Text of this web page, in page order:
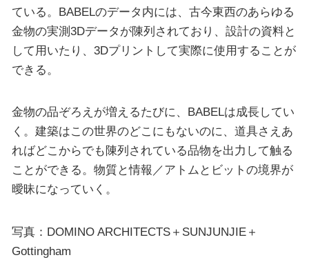
ている。BABELのデータ内には、古今東西のあらゆる
金物の実測3Dデータが陳列されており、設計の資料と
して用いたり、3Dプリントして実際に使用することが
できる。
金物の品ぞろえが増えるたびに、BABELは成長してい
く。建築はこの世界のどこにもないのに、道具さえあ
ればどこからでも陳列されている品物を出力して触る
ことができる。物質と情報／アトムとビットの境界が
曖昧になっていく。
写真：DOMINO ARCHITECTS＋SUNJUNJIE＋
Gottingham